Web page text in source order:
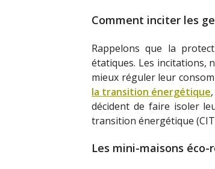
Comment inciter les
Rappelons que la
étatiques. Les incitations,
mieux réguler leur
la transition énergétique
décident de faire isoler
transition énergétique
Les mini-maisons éco-